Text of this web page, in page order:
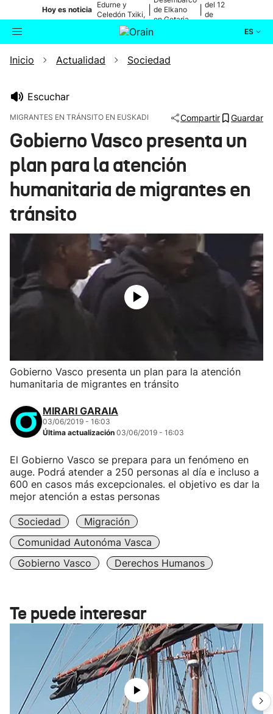
Hoy es noticia
Edurne y
Celedón Txiki,
en directo
de Elkano
en Getaria
del 12
de
ES
Buscador Actualidad
Ikusmiran
Eguraldia
Inicio Actualidad Sociedad
Escuchar
MIGRANTES EN TRÁNSITO EN EUSKADI Compartir Guardar
Gobierno Vasco presenta un
plan para la atención
humanitaria de migrantes en
tránsito
Gobierno Vasco presenta un plan para la atención
humanitaria de migrantes en tránsito
MIRARI GARAIA
03/06/2019 - 16:03
Última actualización 03/06/2019 - 16:03
El Gobierno Vasco se prepara para un fenómeno en
auge. Podrá atender a 250 personas al día e incluso a
600 en casos más excepcionales. el objetivo es dar la
mejor atención a estas personas
Sociedad
Migración
Comunidad Autonóma Vasca
Gobierno Vasco
Derechos Humanos
Te puede interesar